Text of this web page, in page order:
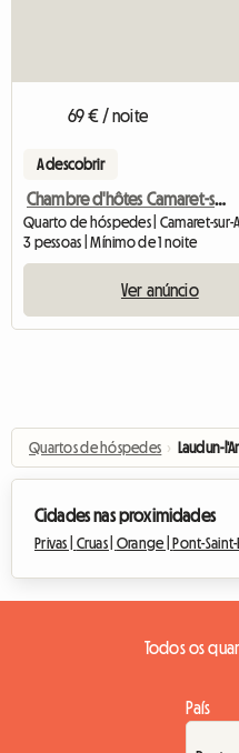
69 € / noite
A descobrir
Chambre d'hôtes Camaret-sur-Aigues
Quarto de hóspedes | Camaret-sur-
3 pessoas | Mínimo de 1 noite
Ver anúncio
Quartos de hóspedes › Laudun-
Cidades nas proximidades
Privas | Cruas | Orange |Pont-Saint-
Todos os
País